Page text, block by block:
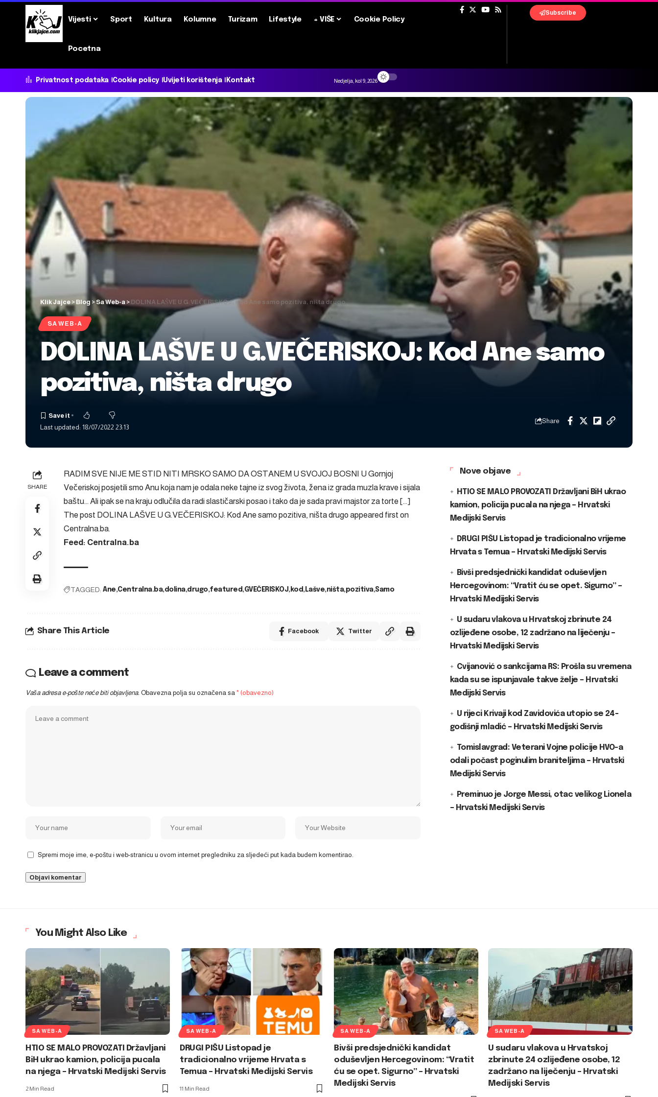
Vijesti Sport Kultura Kolumne Turizam Lifestyle + VIŠE Cookie Policy
Pocetna
Subscribe
Privatnost podataka Cookie policy Uvijeti korištenja Kontakt Nedjelja, kol 9, 2026
Klik Jajce > Blog >Sa Web-a > DOLINA LAŠVE U G.VEČERISKOJ: Kod Ane samo pozitiva, ništa drugo
SA WEB-A
DOLINA LAŠVE U G.VEČERISKOJ: Kod Ane samo
pozitiva, ništa drugo
Last updated: 18/07/2022 23:13
Share
SHARE
RADIM SVE NIJE ME STID NITI MRSKO SAMO DA OSTANEM U SVOJOJ BOSNI U Gornjoj
Večeriskoj posjetili smo Anu koja nam je odala neke tajne iz svog života, žena iz grada muzla krave i sijala
baštu… Ali ipak se na kraju odlučila da radi slastičarski posao i tako da je sada pravi majstor za torte […]
The post DOLINA LAŠVE U G.VEČERISKOJ: Kod Ane samo pozitiva, ništa drugo appeared first on
Centralna.ba.
Feed: Centralna.ba
TAGGED: Ane Centralna.ba dolina drugo featured GVEČERISKOJ kod Lašve ništa pozitiva Samo
Share This Article Facebook Twitter
Leave a comment
Vaša adresa e-pošte neće biti objavljena. Obavezna polja su označena sa * (obavezno)
Spremi moje ime, e-poštu i web-stranicu u ovom internet pregledniku za sljedeći put kada budem komentirao.
Nove objave
HTIO SE MALO PROVOZATI Državljani BiH ukrao
kamion, policija pucala na njega – Hrvatski
Medijski Servis
DRUGI PIŠU Listopad je tradicionalno vrijeme
Hrvata s Temua – Hrvatski Medijski Servis
Bivši predsjednički kandidat oduševljen
Hercegovinom: “Vratit ću se opet. Sigurno” –
Hrvatski Medijski Servis
U sudaru vlakova u Hrvatskoj zbrinute 24
ozlijeđene osobe, 12 zadržano na liječenju –
Hrvatski Medijski Servis
Cvijanović o sankcijama RS: Prošla su vremena
kada su se ispunjavale takve želje – Hrvatski
Medijski Servis
U rijeci Krivaji kod Zavidovića utopio se 24-
godišnji mladić – Hrvatski Medijski Servis
Tomislavgrad: Veterani Vojne policije HVO-a
odali počast poginulim braniteljima – Hrvatski
Medijski Servis
Preminuo je Jorge Messi, otac velikog Lionela
– Hrvatski Medijski Servis
You Might Also Like
SA WEB-A
HTIO SE MALO PROVOZATI Državljani
BiH ukrao kamion, policija pucala
na njega – Hrvatski Medijski Servis
2 Min Read
SA WEB-A
DRUGI PIŠU Listopad je
tradicionalno vrijeme Hrvata s
Temua – Hrvatski Medijski Servis
11 Min Read
SA WEB-A
Bivši predsjednički kandidat
oduševljen Hercegovinom: “Vratit
ću se opet. Sigurno” – Hrvatski
Medijski Servis
SA WEB-A
U sudaru vlakova u Hrvatskoj
zbrinute 24 ozlijeđene osobe, 12
zadržano na liječenju – Hrvatski
Medijski Servis